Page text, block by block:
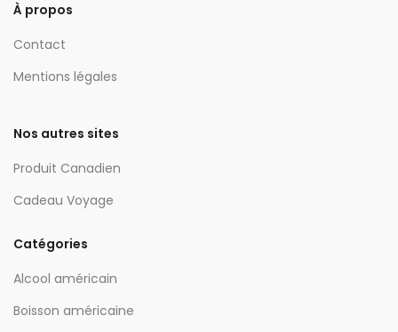
À propos
Contact
Mentions légales
Nos autres sites
Produit Canadien
Cadeau Voyage
Catégories
Alcool américain
Boisson américaine